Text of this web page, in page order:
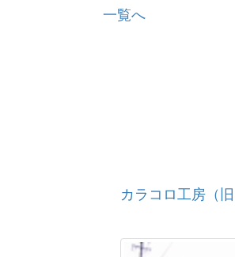
一覧へ
カラコロ工房（